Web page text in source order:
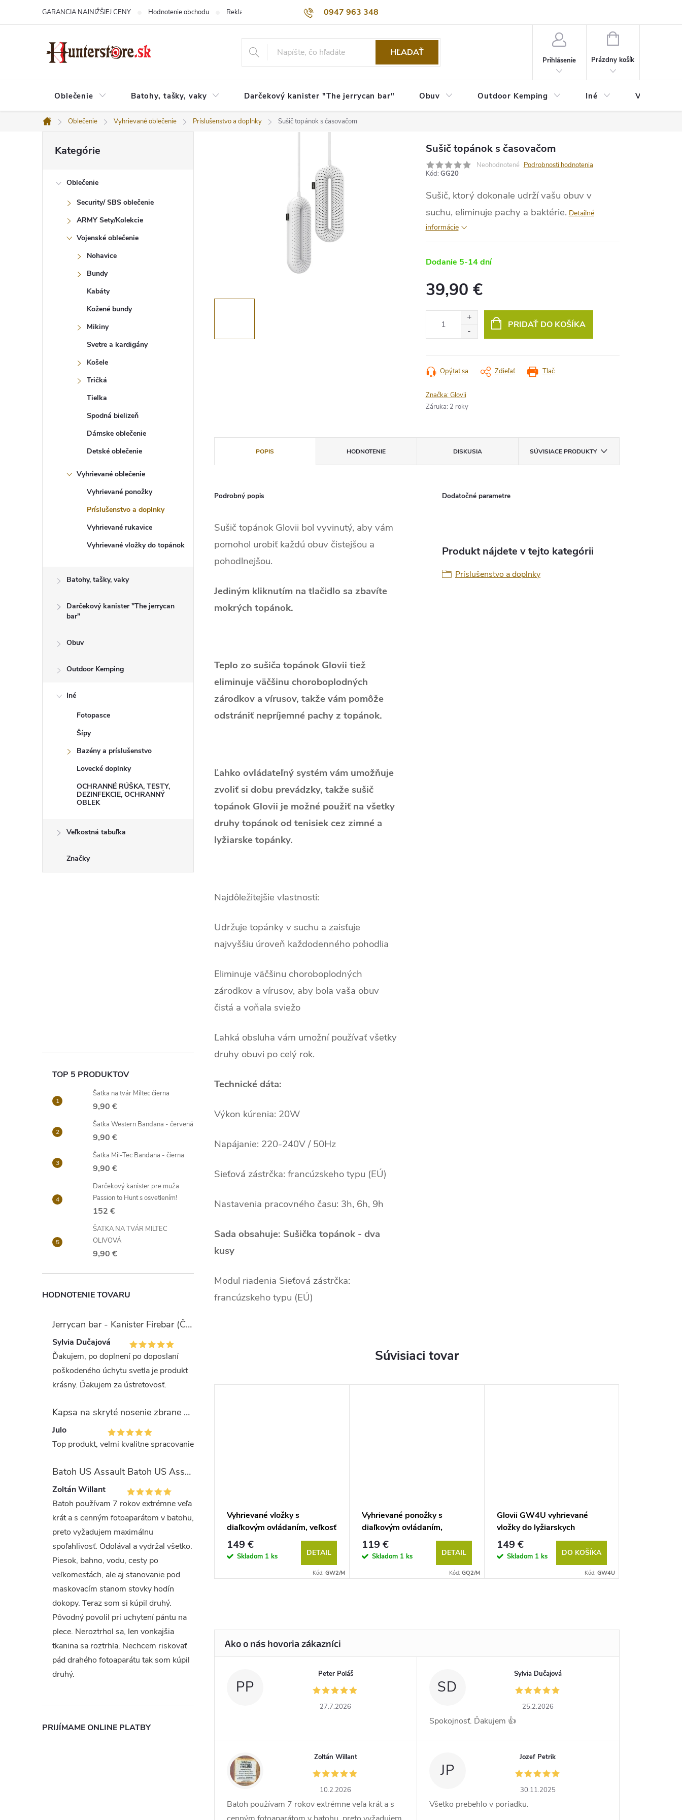
0947 963 348
GARANCIA NAJNIŽŠIEJ CENY Hodnotenie obchodu Reklamačný poriadok Obchodné podmienky
HĽADAŤ
Prihlásenie
NÁKUPNÝ
Prázdny košík
Oblečenie Batohy, tašky, vaky Darčekový kanister "The jerrycan bar" Obuv Outdoor Kemping Iné Veľkostná
Domov
Oblečenie Vyhrievané oblečenie Príslušenstvo a doplnky Sušič topánok s časovačom
kategórie
Kategórie
Oblečenie
Security/ SBS oblečenie
ARMY Sety/Kolekcie
Vojenské oblečenie
Nohavice
Bundy
Kabáty
Kožené bundy
Mikiny
Svetre a kardigány
Košele
Tričká
Tielka
Spodná bielizeň
Dámske oblečenie
Detské oblečenie
Vyhrievané oblečenie
Vyhrievané ponožky
Príslušenstvo a doplnky
Vyhrievané rukavice
Vyhrievané vložky do topánok
Batohy, tašky, vaky
Darčekový kanister "The jerrycan
bar"
Obuv
Outdoor Kemping
Iné
Fotopasce
Šípy
Bazény a príslušenstvo
Lovecké doplnky
OCHRANNÉ RÚŠKA, TESTY,
DEZINFEKCIE, OCHRANNÝ
OBLEK
Veľkostná tabuľka
Značky
TOP 5 PRODUKTOV
Šatka na tvár Miltec čierna
9,90 €
Šatka Western Bandana - červená
9,90 €
Šatka Mil-Tec Bandana - čierna
9,90 €
Darčekový kanister pre muža
Passion to Hunt s osvetlením!
152 €
ŠATKA NA TVÁR MILTEC
OLIVOVÁ
9,90 €
HODNOTENIE TOVARU
Jerrycan bar - Kanister Firebar (Červený)
Sylvia Dučajová
Ďakujem, po doplnení po doposlaní
poškodeného úchytu svetla je produkt
krásny. Ďakujem za ústretovosť.
Kapsa na skryté nosenie zbrane OLIVA (veľkosť Glock 17/19)
Julo
Top produkt, velmi kvalitne spracovanie
Batoh US Assault Batoh US Assault "LASER CUT" 36l MULTIT.
Zoltán Willant
Batoh používam 7 rokov extrémne veľa
krát a s cenným fotoaparátom v batohu,
preto vyžadujem maximálnu
spoľahlivosť. Odolával a vydržal všetko.
Piesok, bahno, vodu, cesty po
veľkomestách, ale aj stanovanie pod
maskovacím stanom stovky hodín
dokopy. Teraz som si kúpil druhý.
Pôvodný povolil pri uchytení pántu na
plece. Neroztrhol sa, len vonkajšia
tkanina sa roztrhla. Nechcem riskovať
pád drahého fotoaparátu tak som kúpil
druhý.
PRIJÍMAME ONLINE PLATBY
Sušič topánok s časovačom
Neohodnotené Podrobnosti hodnotenia
Kód: GG20
Sušič, ktorý dokonale udrží vašu obuv v
suchu, eliminuje pachy a baktérie. Detailné
informácie
Dodanie 5-14 dní
39,90 €
PRIDAŤ DO KOŠÍKA
Tlač
Opýtať sa Zdieľať
Značka:Glovii
Záruka: 2 roky
POPIS HODNOTENIE DISKUSIA SÚVISIACE PRODUKTY
Podrobný popis
Sušič topánok Glovii bol vyvinutý, aby vám
pomohol urobiť každú obuv čistejšou a
pohodlnejšou.
Jediným kliknutím na tlačidlo sa zbavíte
mokrých topánok.
Teplo zo sušiča topánok Glovii tiež
eliminuje väčšinu choroboplodných
zárodkov a vírusov, takže vám pomôže
odstrániť nepríjemné pachy z topánok.
Ľahko ovládateľný systém vám umožňuje
zvoliť si dobu prevádzky, takže sušič
topánok Glovii je možné použiť na všetky
druhy topánok od tenisiek cez zimné a
lyžiarske topánky.
Najdôležitejšie vlastnosti:
Udržuje topánky v suchu a zaisťuje
najvyššiu úroveň každodenného pohodlia
Eliminuje väčšinu choroboplodných
zárodkov a vírusov, aby bola vaša obuv
čistá a voňala sviežo
Ľahká obsluha vám umožní používať všetky
druhy obuvi po celý rok.
Technické dáta:
Výkon kúrenia: 20W
Napájanie: 220-240V / 50Hz
Sieťová zástrčka: francúzskeho typu (EÚ)
Nastavenia pracovného času: 3h, 6h, 9h
Sada obsahuje: Sušička topánok - dva
kusy
Modul riadenia Sieťová zástrčka:
francúzskeho typu (EÚ)
Dodatočné parametre
Produkt nájdete v tejto kategórii
Príslušenstvo a doplnky
Súvisiaci tovar
Vyhrievané vložky s
diaľkovým ovládaním, veľkosť
M a L
149 €
Skladom 1 ks DETAIL
Kód: GW2/M
Vyhrievané ponožky s
diaľkovým ovládaním,
veľkosť: M, L
119 €
Skladom 1 ks DETAIL
Kód: GQ2/M
Glovii GW4U vyhrievané
vložky do lyžiarskych
topánok, ultra tenké,
ovládané aplikáciou
149 €
Skladom 1 ks DO KOŠÍKA
Kód: GW4U
PP
Peter Poláš
27.7.2026
SD
Sylvia Dučajová
25.2.2026
Spokojnosť. Ďakujem 👍
ZW
Zoltán Willant
10.2.2026
Batoh používam 7 rokov extrémne veľa krát a s
JP
Jozef Petrik
30.11.2025
Všetko prebehlo v poriadku.